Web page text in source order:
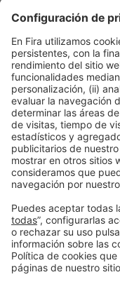
¿Es posible
Mié 25
Show Stage
Acceso
Leer más